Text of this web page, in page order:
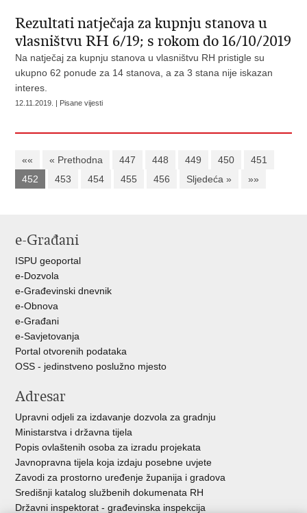
Rezultati natječaja za kupnju stanova u
vlasništvu RH 6/19; s rokom do 16/10/2019
Na natječaj za kupnju stanova u vlasništvu RH pristigle su
ukupno 62 ponude za 14 stanova, a za 3 stana nije iskazan
interes.
12.11.2019. | Pisane vijesti
«« « Prethodna 447 448 449 450
451
452
453 454 455 456 Sljedeća » »»
e-Građani
ISPU geoportal
e-Dozvola
e-Građevinski dnevnik
e-Obnova
e-Građani
e-Savjetovanja
Portal otvorenih podataka
OSS - jedinstveno poslužno mjesto
Adresar
Upravni odjeli za izdavanje dozvola za gradnju
Ministarstva i državna tijela
Popis ovlaštenih osoba za izradu projekata
Javnopravna tijela koja izdaju posebne uvjete
Zavodi za prostorno uređenje županija i gradova
Središnji katalog službenih dokumenata RH
Državni inspektorat - građevinska inspekcija